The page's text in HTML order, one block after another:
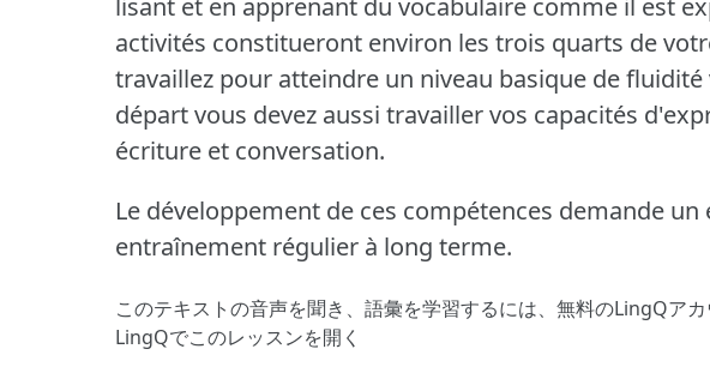
activités constitueront environ les trois quarts de
travaillez pour atteindre un niveau basique de fluidité
départ vous devez aussi travailler vos capacités
écriture et conversation.
Le développement de ces compétences demande
entraînement régulier à long terme.
このテキストの音声を聞き、語彙を学習するには、 無料のLingQア
LingQでこのレッスンを開く